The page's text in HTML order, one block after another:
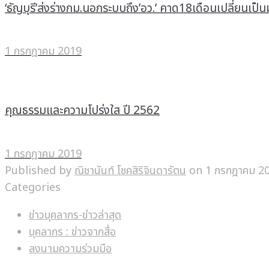
‘ธัญบุรี’ส่งร่างกม.นอกระบบถึง’อว.’ คาด18เดือนเปลี่ยนเป็
1 กรกฎาคม 2019
คุณธรรมและความโปร่งใส ปี 2562
1 กรกฎาคม 2019
Published byณิชานันท์ โชคสิริจินดารัตน on 1 กรกฎาคม
Categories
ข่าวบุคลากร-ข่าวล่าสุด
บุคลากร : ข่าวจากสื่อ
ลงนามความร่วมมือ